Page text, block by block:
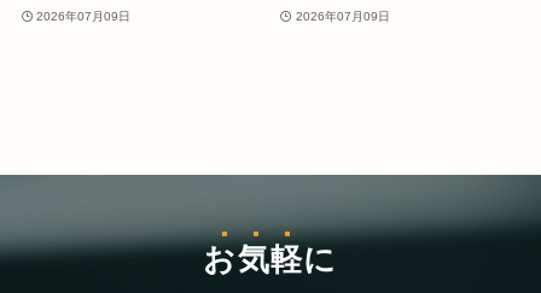
2026年07月09日 2026年07月09日
お気軽に